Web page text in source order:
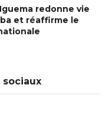
redonne vie
et réaffirme le
sociaux